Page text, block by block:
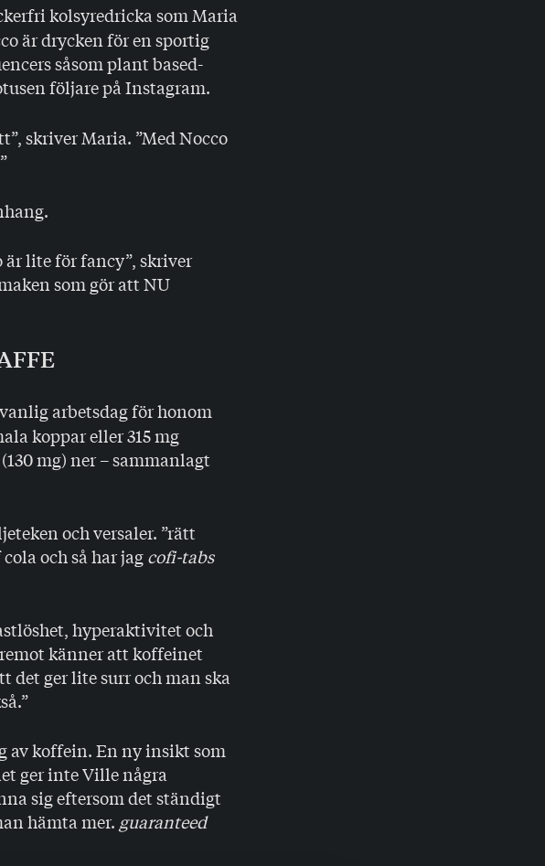
kolsyredricka som Maria
är drycken för en sportig
såsom plant based-
följare på Instagram.
skriver Maria. ”Med Nocco
är lite för fancy”, skriver
som gör att NU
arbetsdag för honom
koppar eller 315 mg
mg) ner – sammanlagt
och versaler. ”rätt
och så har jagcofi-tabs
hyperaktivitet och
känner att koffeinet
det ger lite surr och man ska
av koffein. En ny insikt som
ger inte Ville några
sig eftersom det ständigt
hämta mer. guaranteed